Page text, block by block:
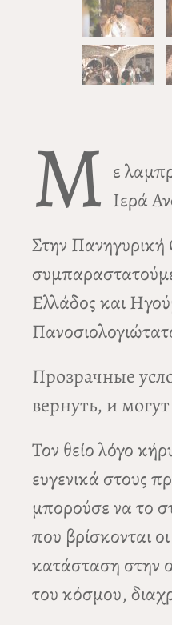
Μ ε
Ιερά
Στην Πανηγυρική
Ελλάδος και
Прозрачные
вернуть, и
Τον θείο λόγο
ευγενικά στους
μπορούσε να το
που βρίσκονται
κατάσταση στην
του κόσμου,